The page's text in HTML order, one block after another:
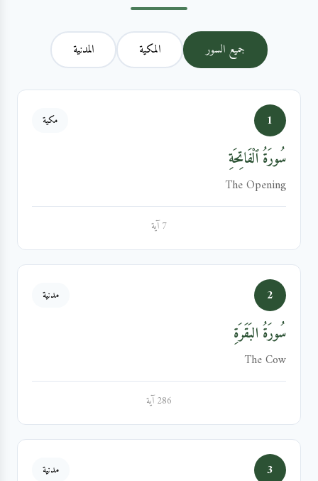
جميع السور المكية المدنية
1 مكية
سُورَةُ ٱلْفَاتِحَةِ
The Opening
7 آية
2 مدنية
سُورَةُ البَقَرَةِ
The Cow
286 آية
3 مدنية